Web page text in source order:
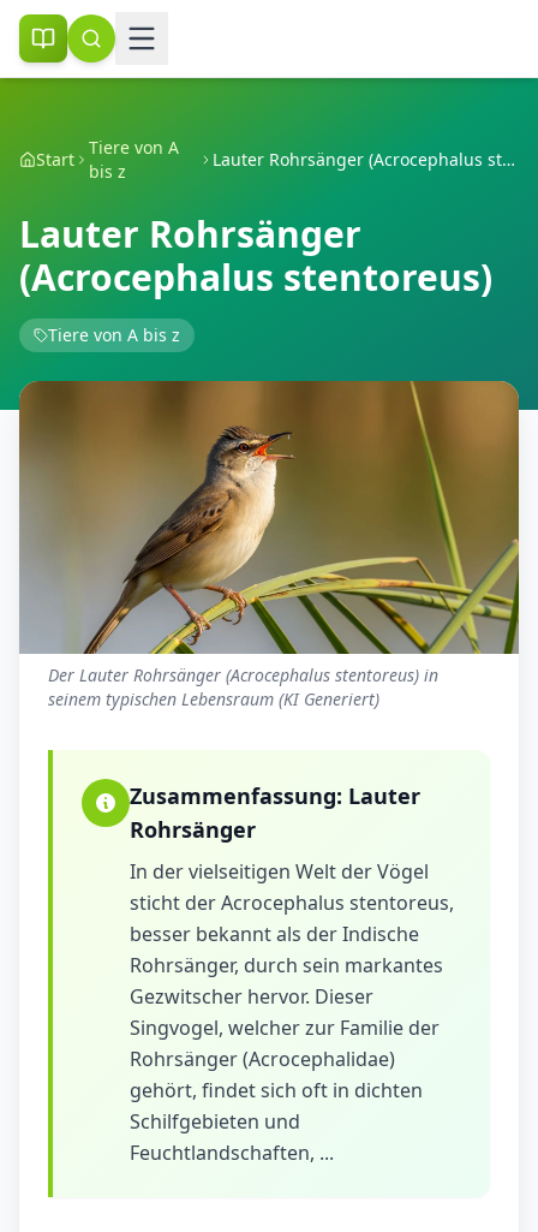
Start
Tiere von A
bis z
Lauter Rohrsänger (Acrocephalus stentoreus)
Lauter Rohrsänger
(Acrocephalus stentoreus)
Tiere von A bis z
Der Lauter Rohrsänger (Acrocephalus stentoreus) in
seinem typischen Lebensraum (KI Generiert)
Zusammenfassung: Lauter
Rohrsänger
In der vielseitigen Welt der Vögel
sticht der Acrocephalus stentoreus,
besser bekannt als der Indische
Rohrsänger, durch sein markantes
Gezwitscher hervor. Dieser
Singvogel, welcher zur Familie der
Rohrsänger (Acrocephalidae)
gehört, findet sich oft in dichten
Schilfgebieten und
Feuchtlandschaften, ...